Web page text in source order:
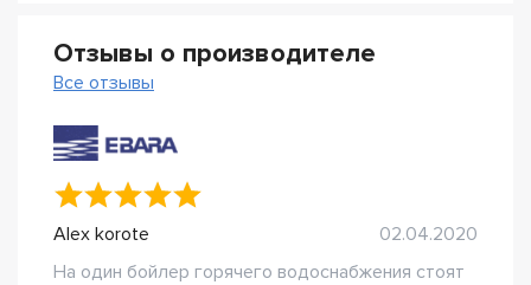
Отзывы о производителе
Все отзывы
Alex korote
02.04.2020
На один бойлер горячего водоснабжения стоят